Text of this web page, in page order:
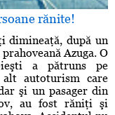
rănite!
dimineaţă, după un
Azuga. O
a pătruns pe
autoturism care
şi un pasager din
au fost răniţi şi